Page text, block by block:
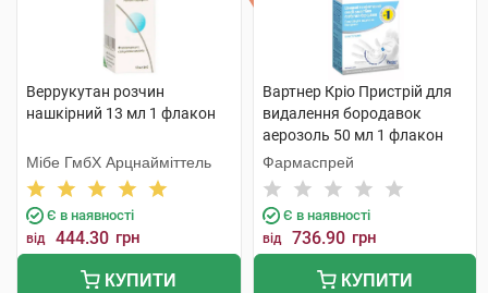
Веррукутан розчин
нашкірний 13 мл 1 флакон
Мібе ГмбХ Арцнайміттель
Є в наявності
від 444.30 грн
КУПИТИ
Вартнер Кріо Пристрій для
видалення бородавок
аерозоль 50 мл 1 флакон
Фармаспрей
Є в наявності
від 736.90 грн
КУПИТИ